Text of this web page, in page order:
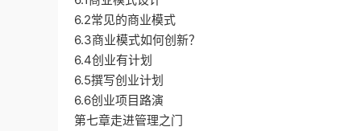
6.2常见的商业模式
6.3商业模式如何创新？
6.4创业有计划
6.5撰写创业计划
6.6创业项目路演
第七章走进管理之门